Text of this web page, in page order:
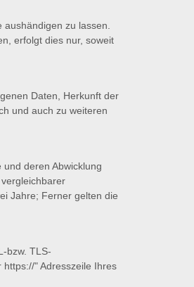
zu lassen.
erfolgt dies nur, soweit
Daten, Herkunft der
und auch zu weiteren
deren Abwicklung
Jahre; Ferner gelten die
bzw. TLS-
" Adresszeile Ihres